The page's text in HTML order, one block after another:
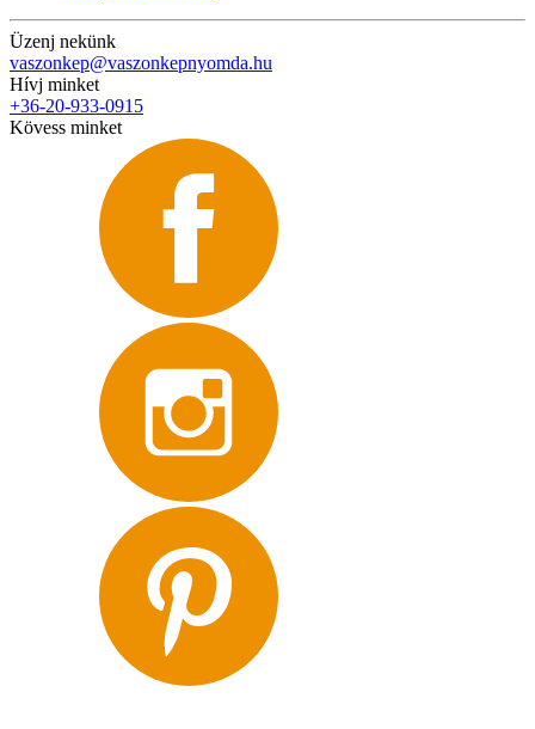
Üzenj nekünk
vaszonkep@vaszonkepnyomda.hu
Hívj minket
+36-20-933-0915
Kövess minket